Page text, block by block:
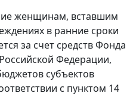
женщинам, вставшим
в ранние сроки
за счет средств Фонда
Федерации,
субъектов
с пунктом 14